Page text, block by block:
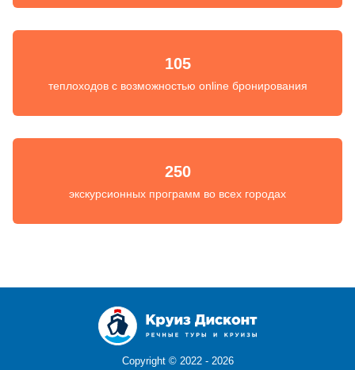
105
теплоходов с возможностью online бронирования
250
экскурсионных программ во всех городах
Copyright © 2022 - 2026